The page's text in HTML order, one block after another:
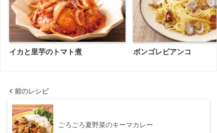
イカと里芋のトマト煮 ボンゴレビアンコ
前のレシピ
ごろごろ夏野菜のキーマカレー